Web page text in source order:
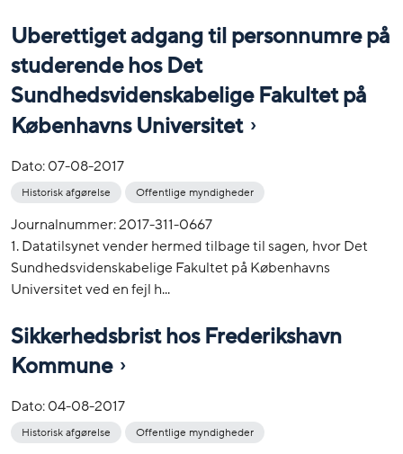
Uberettiget adgang til personnumre på
studerende hos Det
Sundhedsvidenskabelige Fakultet på
Københavns Universitet
Dato:07-08-2017
Historisk afgørelse Offentlige myndigheder
Journalnummer: 2017-311-0667
1. Datatilsynet vender hermed tilbage til sagen, hvor Det
Sundhedsvidenskabelige Fakultet på Københavns
Universitet ved en fejl h...
Sikkerhedsbrist hos Frederikshavn
Kommune
Dato:04-08-2017
Historisk afgørelse Offentlige myndigheder